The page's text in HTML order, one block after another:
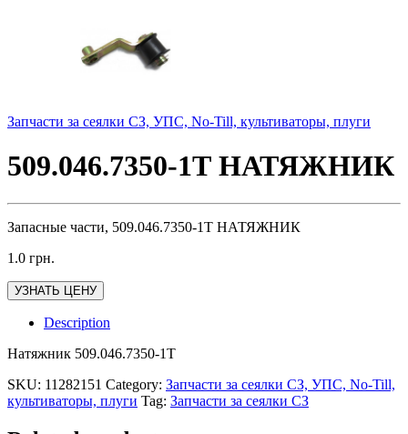
Запчасти за сеялки СЗ, УПС, No-Till, культиваторы, плуги
509.046.7350-1Т НАТЯЖНИК
Запасные части, 509.046.7350-1Т НАТЯЖНИК
1.0 грн.
УЗНАТЬ ЦЕНУ
Description
Натяжник 509.046.7350-1Т
SKU: 11282151 Category: Запчасти за сеялки СЗ, УПС, No-Till,
культиваторы, плуги Tag: Запчасти за сеялки СЗ